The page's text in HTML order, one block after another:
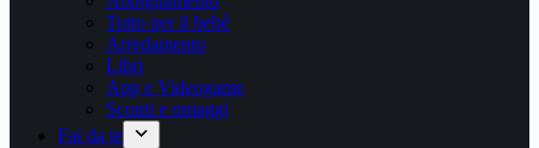
Tutto per il bebè
Arredamento
Libri
App e Videogame
Sconti e omaggi
Fai da te